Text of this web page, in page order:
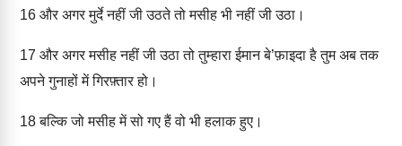
16 और अगर मुर्दे नहीं जी उठते तो मसीह भी नहीं जी उठा।
17 और अगर मसीह नहीं जी उठा तो तुम्हारा ईमान बे’फ़ाइदा है तुम अब तक
अपने गुनाहों में गिरफ़्तार हो।
18बल्कि जो मसीह में सो गए हैं वो भी हलाक हुए।